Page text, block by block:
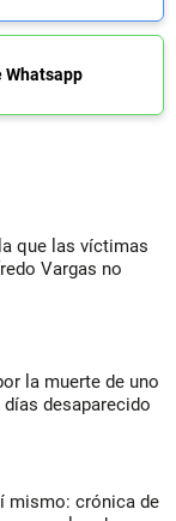
Whatsapp
que las víctimas
Vargas no
la muerte de uno
desaparecido
mismo: crónica de